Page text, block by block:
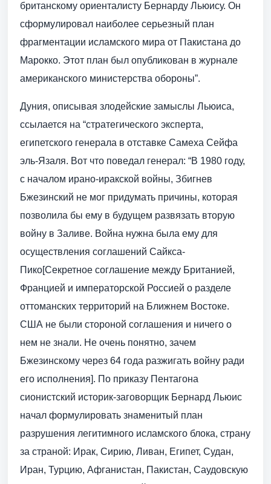
британскому ориенталисту Бернарду Льюису. Он
сформулировал наиболее серьезный план
фрагментации исламского мира от Пакистана до
Марокко. Этот план был опубликован в журнале
американского министерства обороны”.
Дуния, описывая злодейские замыслы Льюиса,
ссылается на “стратегического эксперта,
египетского генерала в отставке Самеха Сейфа
эль-Язаля. Вот что поведал генерал: “В 1980 году,
с началом ирано-иракской войны, Збигнев
Бжезинский не мог придумать причины, которая
позволила бы ему в будущем развязать вторую
войну в Заливе. Война нужна была ему для
осуществления соглашений Сайкса-
Пико[Секретное соглашение между Британией,
Францией и императорской Россией о разделе
оттоманских территорий на Ближнем Востоке.
США не были стороной соглашения и ничего о
нем не знали. Не очень понятно, зачем
Бжезинскому через 64 года разжигать войну ради
его исполнения]. По приказу Пентагона
сионистский историк-заговорщик Бернард Льюис
начал формулировать знаменитый план
разрушения легитимного исламского блока, страну
за страной: Ирак, Сирию, Ливан, Египет, Судан,
Иран, Турцию, Афганистан, Пакистан, Саудовскую